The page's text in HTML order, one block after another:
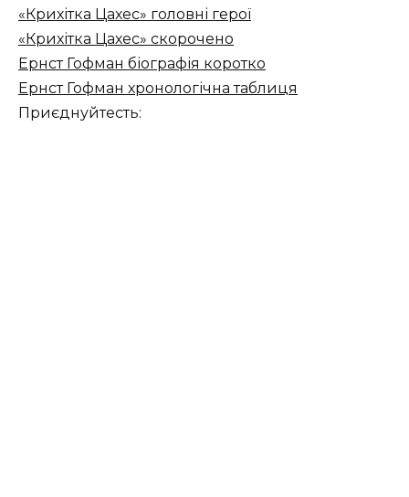
«Крихітка Цахес» головні герої
«Крихітка Цахес» скорочено
Ернст Гофман біографія коротко
Ернст Гофман хронологічна таблиця
Приєднуйтесть: